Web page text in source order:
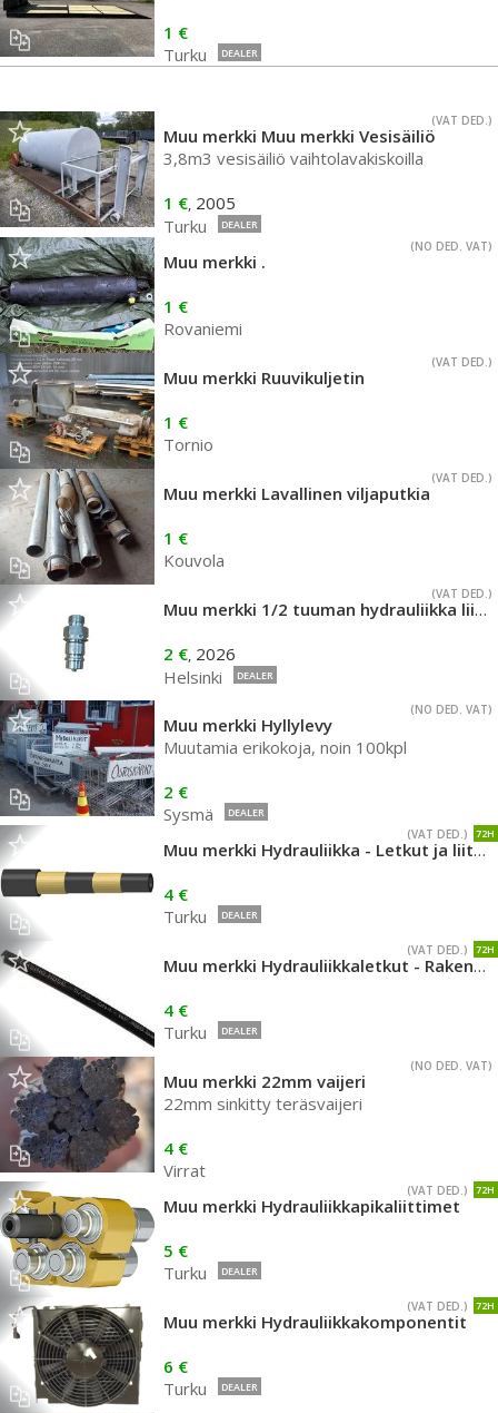
1 €
Turku
DEALER
(VAT DED.)
Muu merkki Muu merkki Vesisäiliö
3,8m3 vesisäiliö vaihtolavakiskoilla
1 €, 2005
Turku
DEALER
(NO DED. VAT)
Muu merkki .
1 €
Rovaniemi
(VAT DED.)
Muu merkki Ruuvikuljetin
1 €
Tornio
(VAT DED.)
Muu merkki Lavallinen viljaputkia
1 €
Kouvola
(VAT DED.)
Muu merkki 1/2 tuuman hydrauliikka liittimiä ja suojia
2 €, 2026
Helsinki
DEALER
(NO DED. VAT)
Muu merkki Hyllylevy
Muutamia erikokoja, noin 100kpl
2 €
Sysmä
DEALER
72H
(VAT DED.)
Muu merkki Hydrauliikka - Letkut ja liittimet
4 €
Turku
DEALER
72H
(VAT DED.)
Muu merkki Hydrauliikkaletkut - Rakenna oma letkuasennelmasi
4 €
Turku
DEALER
(NO DED. VAT)
Muu merkki 22mm vaijeri
22mm sinkitty teräsvaijeri
4 €
Virrat
72H
(VAT DED.)
Muu merkki Hydrauliikkapikaliittimet
5 €
Turku
DEALER
72H
(VAT DED.)
Muu merkki Hydrauliikkakomponentit
6 €
Turku
DEALER